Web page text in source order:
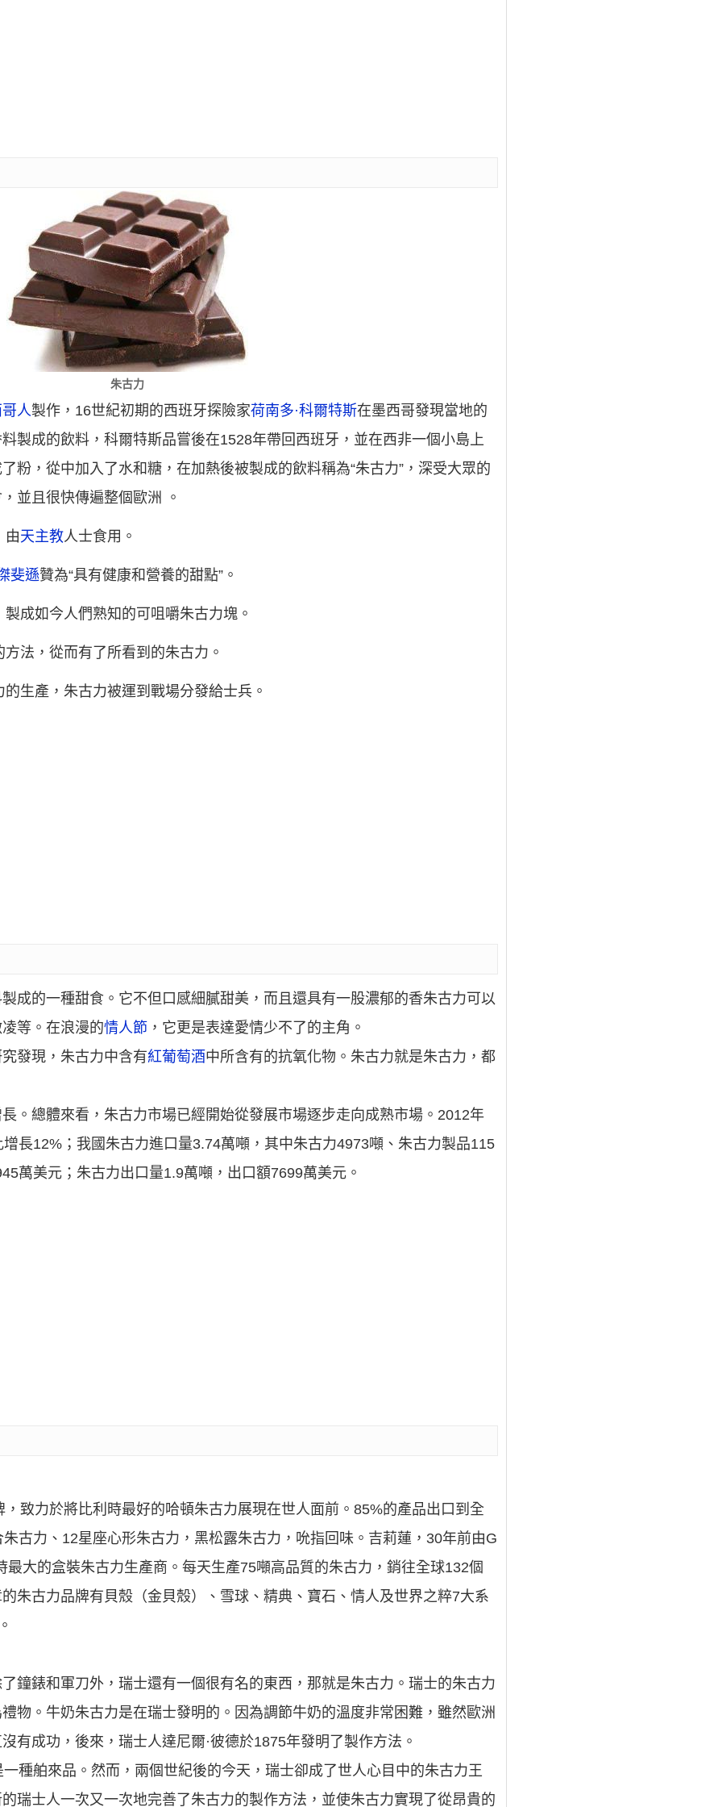
朱古力
人製作，16世紀初期的西班牙探險家荷南多·科爾特斯在墨西哥發現當地的
製成的飲料，科爾特斯品嘗後在1528年帶回西班牙，並在西非一個小島上
粉，從中加入了水和糖，在加熱後被製成的飲料稱為“朱古力”，深受大眾的
並且很快傳遍整個歐洲 。
由天主教人士食用。
斐遜贊為“具有健康和營養的甜點”。
成如今人們熟知的可咀嚼朱古力塊。
法，從而有了所看到的朱古力。
的生產，朱古力被運到戰場分發給士兵。
成的一種甜食。它不但口感細膩甜美，而且還具有一股濃郁的香朱古力可以
等。在浪漫的情人節 ，它更是表達愛情少不了的主角。
發現，朱古力中含有紅葡萄酒中所含有的抗氧化物。朱古力就是朱古力，都
。總體來看，朱古力市場已經開始從發展市場逐步走向成熟市場。2012年
長12%；我國朱古力進口量3.74萬噸，其中朱古力4973噸、朱古力製品115
萬美元；朱古力出口量1.9萬噸，出口額7699萬美元。
致力於將比利時最好的哈頓朱古力展現在世人面前。85%的產品出口到全
古力、12星座心形朱古力，黑松露朱古力，吮指回味。吉莉蓮，30年前由G
大的盒裝朱古力生產商。每天生產75噸高品質的朱古力，銷往全球132個
朱古力品牌有貝殼（金貝殼）、雪球、精典、寶石、情人及世界之粹7大系
鐘錶和軍刀外，瑞士還有一個很有名的東西，那就是朱古力。瑞士的朱古力
物。牛奶朱古力是在瑞士發明的。因為調節牛奶的溫度非常困難，雖然歐洲
有成功，後來，瑞士人達尼爾·彼德於1875年發明了製作方法。
種舶來品。然而，兩個世紀後的今天，瑞士卻成了世人心目中的朱古力王
瑞士人一次又一次地完善了朱古力的製作方法，並使朱古力實現了從昂貴的